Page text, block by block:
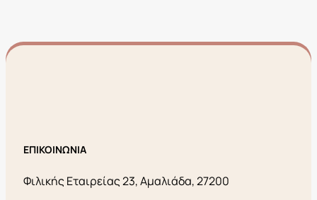
ΕΠΙΚΟΙΝΩΝΙΑ
Φιλικής Εταιρείας 23, Αμαλιάδα, 27200